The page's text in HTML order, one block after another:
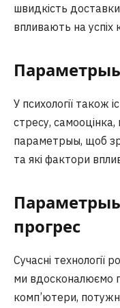
швидкість
впливають на успіх
Параметрыы
У психології також
стресу, самооцінка,
параметрыы, щоб
та які фактори
прогрес
Сучасні
ми вдосконалюємо
комп’ютери,